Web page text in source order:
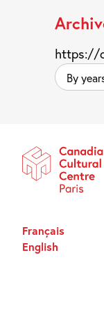
https://
By
years..
Français
English